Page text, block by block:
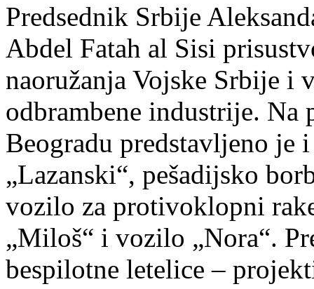
Predsednik Srbije
Abdel Fatah al Sisi
naoružanja Vojske Srbije i
odbrambene industrije. Na
Beogradu predstavljeno je
„Lazanski“, pešadijsko
vozilo za protivoklopni
„Miloš“ i vozilo „Nora“.
bespilotne letelice –